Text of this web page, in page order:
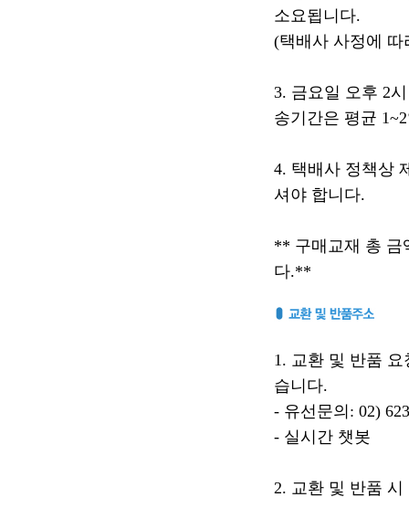
소요됩니다.
(택배사 사정에
3. 금요일 오후 2
송기간은 평균
4. 택배사 정책상
셔야 합니다.
** 구매교재 총 금
다.**
1. 교환 및 반품
습니다.
- 유선문의: 02)
- 실시간 챗봇
2. 교환 및 반품 시